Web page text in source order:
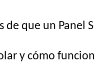
de que un Panel
y cómo